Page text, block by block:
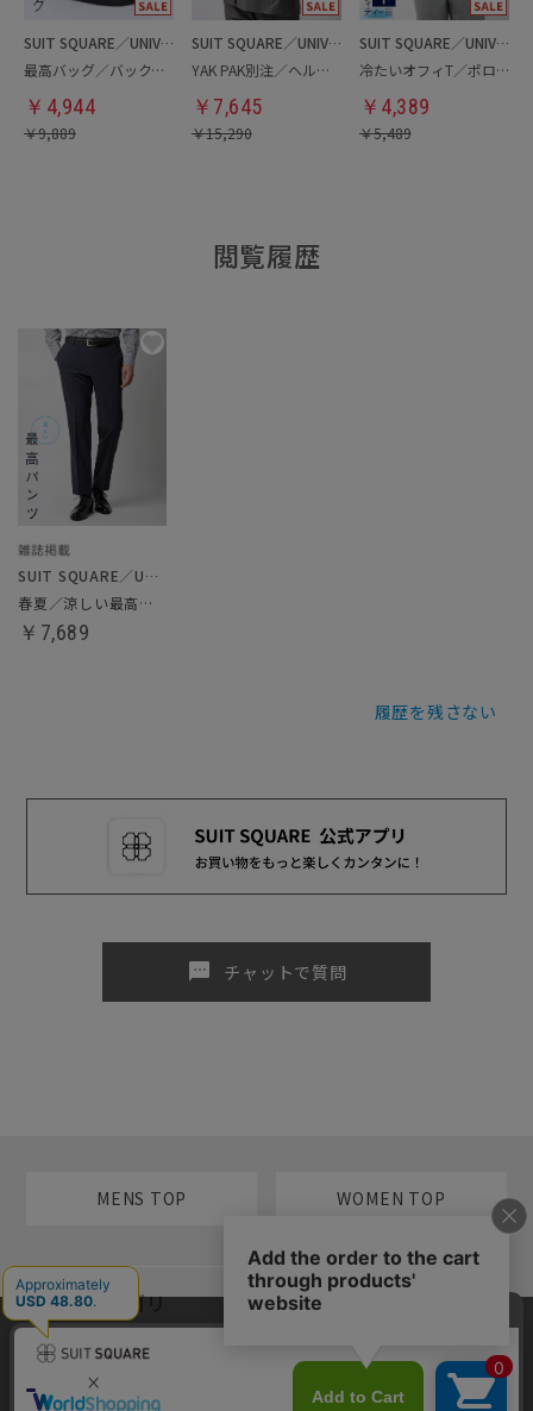
SUIT SQUARE／UNIVERSAL LANGUAGE
最高バッグ／バックパック
￥ 4,944
￥9,889
SUIT SQUARE／UNIVERSAL LANGUAGE
YAK PAK別注／ヘルメットバッグ
￥ 7,645
￥15,290
SUIT SQUARE／UNIVERSAL LANGUAGE
冷たいオフィT／ポロシャツ
￥ 4,389
￥5,489
閲覧履歴
SUIT SQUARE／UNIVERSAL LANGUAGE
春夏／涼しい最高パンツ
￥7,689
履歴を残さない
sms チャットで質問
MENS TOP WOMEN TOP
メンズカテゴリ
レディースカテゴリ
当サイトでは利用体験の向上およびコンテンツの最適な提供、トラフィ
ックの分析を目的としてCookieを使用しています。サイトの閲覧を継続